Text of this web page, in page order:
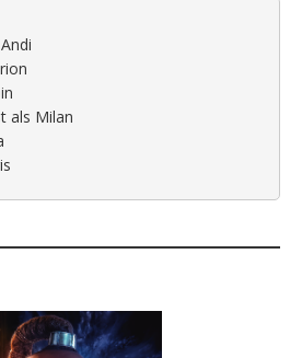
als Milan